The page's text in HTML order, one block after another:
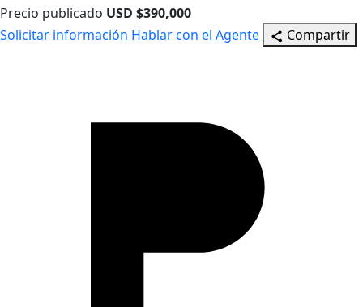
Precio publicado USD $390,000
Solicitar información Hablar con el Agente Compartir